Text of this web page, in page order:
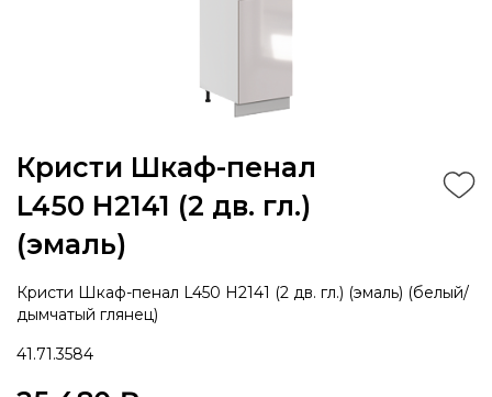
Кристи Шкаф-пенал
L450 H2141 (2 дв. гл.)
(эмаль)
Кристи Шкаф-пенал L450 H2141 (2 дв. гл.) (эмаль) (белый/
дымчатый глянец)
41.71.3584